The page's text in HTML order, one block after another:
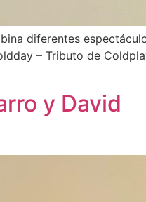
diferentes
– Tributo de
y David